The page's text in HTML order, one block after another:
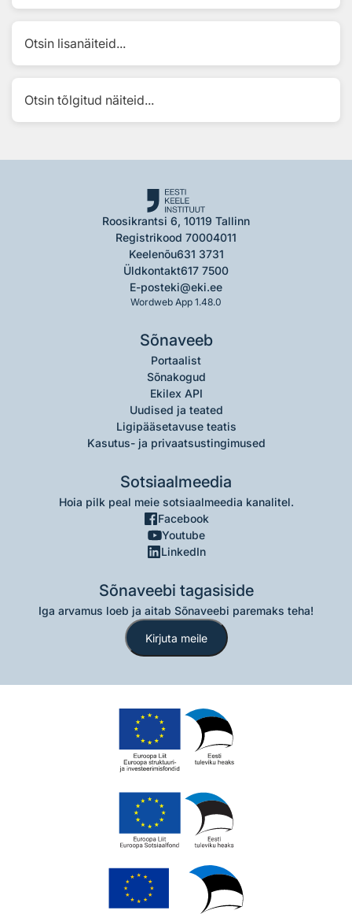
Otsin lisanäiteid...
Otsin tõlgitud näiteid...
Roosikrantsi 6, 10119 Tallinn
Registrikood 70004011
Keelenõu631 3731
Üldkontakt617 7500
E-posteki@eki.ee
Wordweb App 1.48.0
Sõnaveeb
Portaalist
Sõnakogud
Ekilex API
Uudised ja teated
Ligipääsetavuse teatis
Kasutus- ja privaatsustingimused
Sotsiaalmeedia
Hoia pilk peal meie sotsiaalmeedia kanalitel.
Facebook
Youtube
LinkedIn
Sõnaveebi tagasiside
Iga arvamus loeb ja aitab Sõnaveebi paremaks teha!
Kirjuta meile